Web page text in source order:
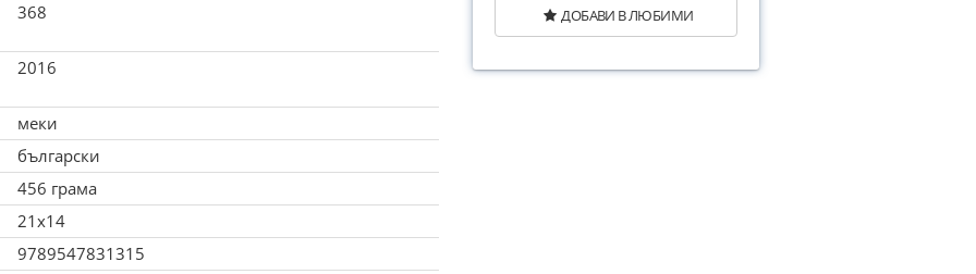
368
2016
меки
български
456 грама
21x14
9789547831315
ДОБАВИ В ЛЮБИМИ